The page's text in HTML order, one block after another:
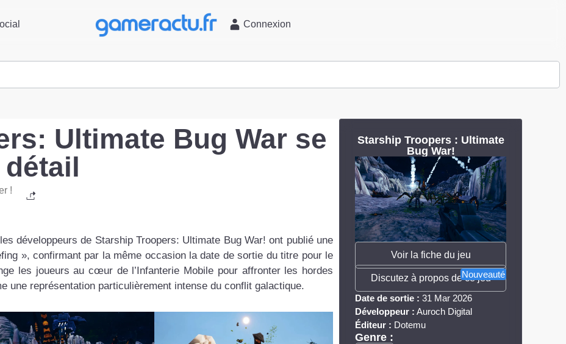
Connexion
Ultimate Bug War se
!
développeurs de Starship Troopers: Ultimate Bug War! ont publié une
», confirmant par la même occasion la date de sortie du titre pour le
les joueurs au cœur de l’Infanterie Mobile pour affronter les hordes
une représentation particulièrement intense du conflit galactique.
Starship Troopers : Ultimate
Bug War!
Voir la fiche du jeu
Nouveauté
Discutez à propos de ce jeu
Date de sortie : 31 Mar 2026
Développeur : Auroch Digital
Éditeur : Dotemu
Genre :